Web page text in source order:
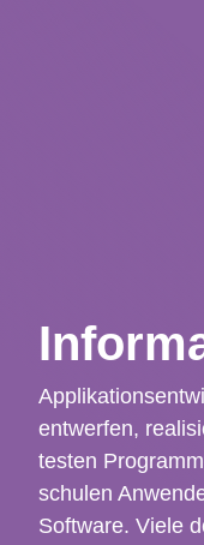
entwerfen,
testen
schulen
Software. Viele